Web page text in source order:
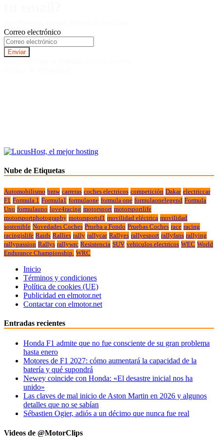
Correo electrónico
Nube de Etiquetas
Automobilismo bmw carreras coches electricos competición Dakar electriccar
F1 Formula 1 Formula1 formulaone formula one formulaonelegend Formula
Uno formulauno love4racing motorsport motorsportlife
motorsportphotography motorsportsf1 movilidad eléctrica movilidad
sostenible Novedades Coches Prueba a Fondo Pruebas Coches race racing
racingislife Raids Rallies rally rallycar Rallyes rallyesport rallyfans rallying
rallypassion Rallys rallywrc Resistencia SUV vehiculos electricos WEC World
Endurance Championship. WRC
Inicio
Términos y condiciones
Política de cookies (UE)
Publicidad en elmotor.net
Contactar con elmotor.net
Entradas recientes
Honda F1 admite que no fue consciente de su gran problema
hasta enero
Motores de F1 2027: cómo aumentará la capacidad de la
batería y qué supondrá
Newey coincide con Honda: «El desastre inicial nos ha
unido»
Las claves de mal inicio de Aston Martin en 2026 y algunos
detalles que no se sabían
Sébastien Ogier, adiós a un décimo que nunca fue real
Videos de @MotorClips